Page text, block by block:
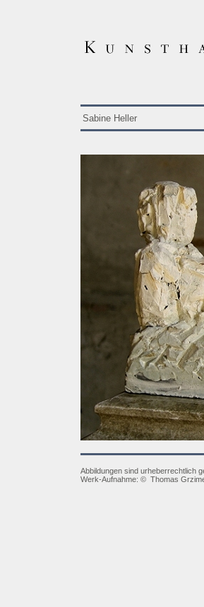
Sabine Heller
Abbildungen sind urheberrechtlich
Werk-Aufnahme: © Thomas